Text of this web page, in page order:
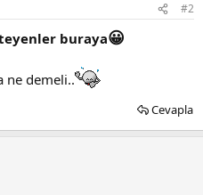
#2
buraya😀
ne demeli..
Cevapla